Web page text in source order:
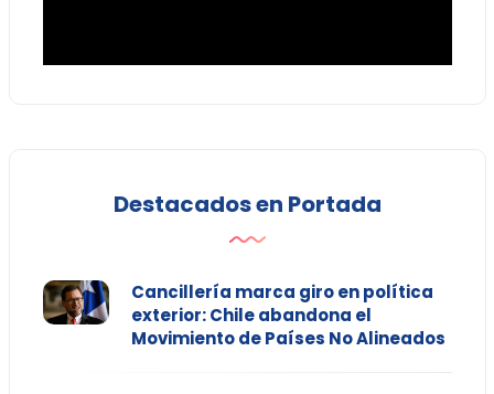
Destacados en Portada
Cancillería marca giro en política
exterior: Chile abandona el
Movimiento de Países No Alineados